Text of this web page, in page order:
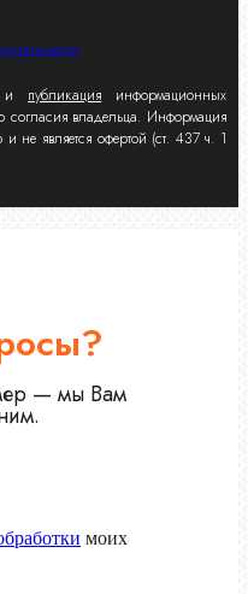
и публикация информационных
согласия владельца. Информация
не является офертой (ст. 437 ч. 1
— мы Вам
моих